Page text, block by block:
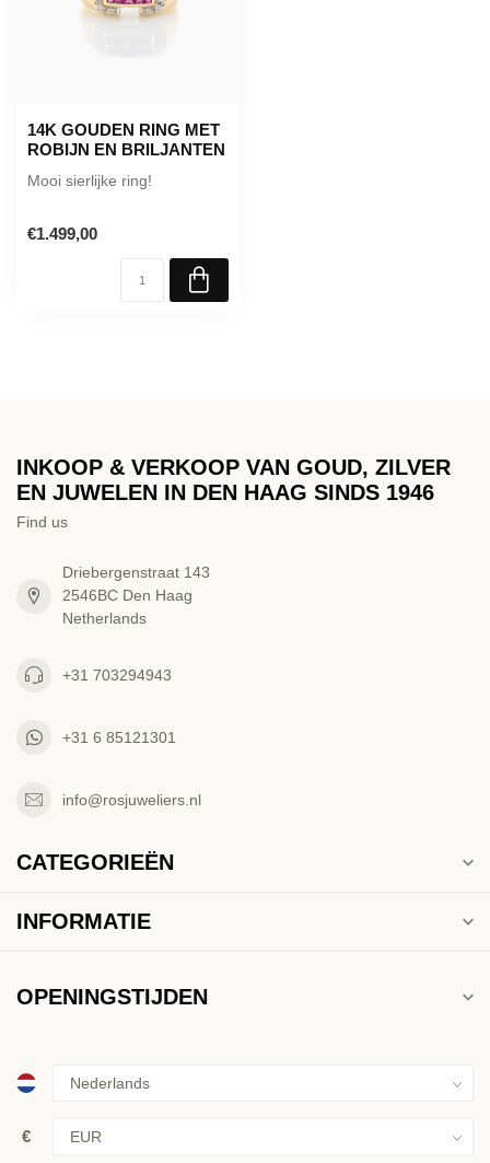
14K GOUDEN RING MET
ROBIJN EN BRILJANTEN
Mooi sierlijke ring!
€1.499,00
INKOOP & VERKOOP VAN GOUD, ZILVER
EN JUWELEN IN DEN HAAG SINDS 1946
Find us
Driebergenstraat 143
2546BC Den Haag
Netherlands
+31 703294943
+31 6 85121301
info@rosjuweliers.nl
CATEGORIEËN
INFORMATIE
OPENINGSTIJDEN
€